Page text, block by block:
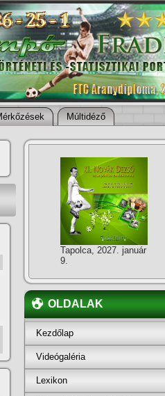
Múltidéző
Tapolca, 2027. január
9.
OLDALAK
Kezdőlap
Videógaléria
Lexikon